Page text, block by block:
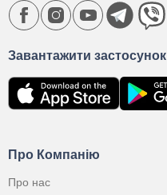
Про Компанію
Про нас
Завантажити застосунок